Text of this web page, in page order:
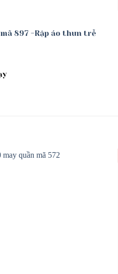
897 -Rập áo thun trễ